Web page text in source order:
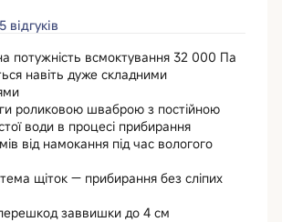
5 відгуків
потужність всмоктування 32 000 Па
навіть дуже складними
роликовою шваброю з постійною
води в процесі прибирання
від намокання під час вологого
щіток — прибирання без сліпих
заввишки до 4 см